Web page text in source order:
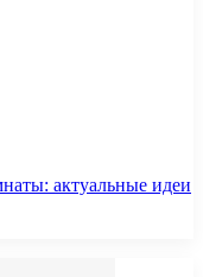
актуальные идеи